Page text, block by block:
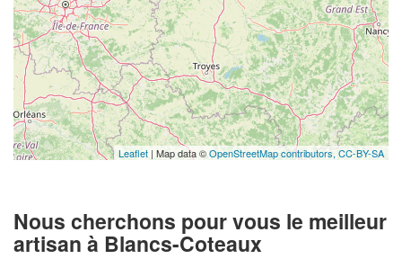
Leaflet | Map data ©OpenStreetMap contributors,CC-BY-SA
Nous cherchons pour vous le meilleur
artisan à Blancs-Coteaux